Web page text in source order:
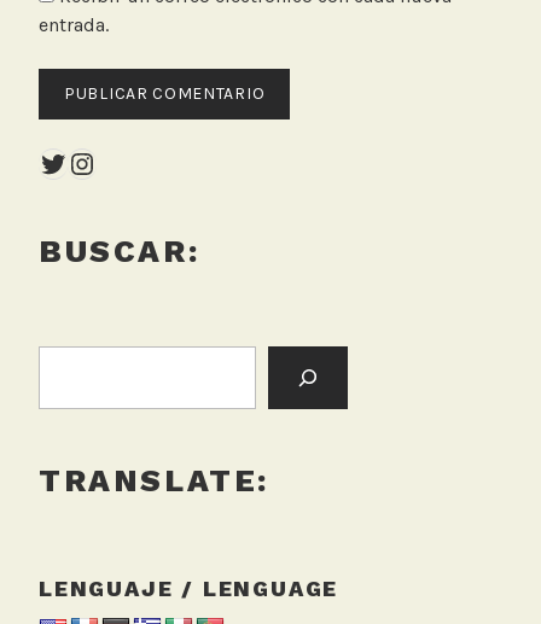
entrada.
Twitter
Instagram
BUSCAR:
TRANSLATE:
LENGUAJE / LENGUAGE